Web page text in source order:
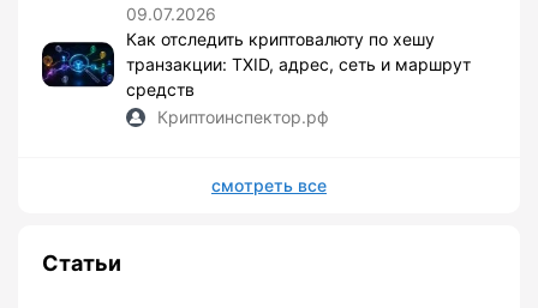
09.07.2026
Как отследить криптовалюту по хешу
транзакции: TXID, адрес, сеть и маршрут
средств
Криптоинспектор.рф
смотреть все
Статьи